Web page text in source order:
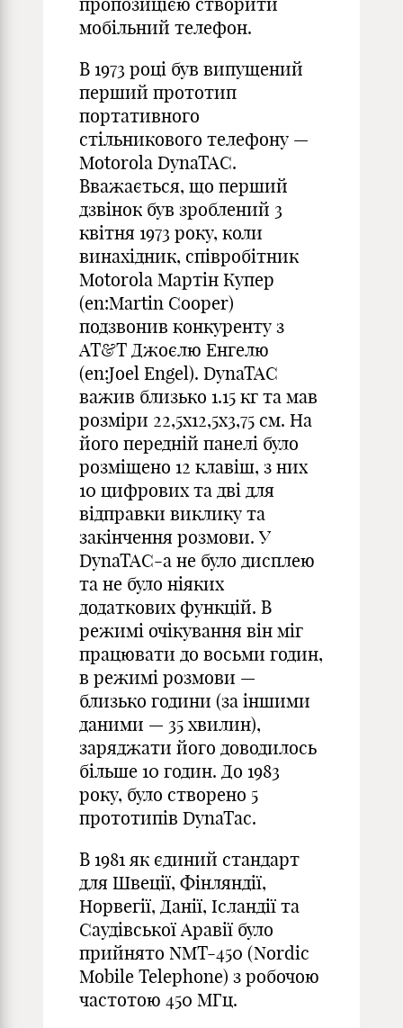
мобільний телефон.
В 1973 році був випущений
перший прототип
портативного
стільникового телефону —
Motorola DynaTAC.
Вважається, що перший
дзвінок був зроблений 3
квітня 1973 року, коли
винахідник, співробітник
Motorola Мартін Купер
(en:Martin Cooper)
подзвонив конкуренту з
AT&T Джоєлю Енгелю
(en:Joel Engel). DynaTAC
важив близько 1.15 кг та мав
розміри 22,5х12,5х3,75 см. На
його передній панелі було
розміщено 12 клавіш, з них
10 цифрових та дві для
відправки виклику та
закінчення розмови. У
DynaTAC-а не було дисплею
та не було ніяких
додаткових функцій. В
режимі очікування він міг
працювати до восьми годин,
в режимі розмови —
близько години (за іншими
даними — 35 хвилин),
заряджати його доводилось
більше 10 годин. До 1983
року, було створено 5
прототипів DynaTac.
В 1981 як єдиний стандарт
для Швеції, Фінляндії,
Норвегії, Данії, Ісландії та
Саудівської Аравії було
прийнято NMT-450 (Nordic
Mobile Telephone) з робочою
частотою 450 МГц.